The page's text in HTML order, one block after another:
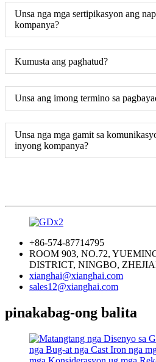
Unsa nga mga sertipikasyon ang
kompanya?
Kumusta ang paghatud?
Unsa ang imong termino sa
Unsa nga mga gamit sa
inyong kompanya?
+86-574-87714795
ROOM 903, NO.72,
DISTRICT, NINGBO,
xianghai@xianghai.com
sales12@xianghai.com
pinakabag-ong balita